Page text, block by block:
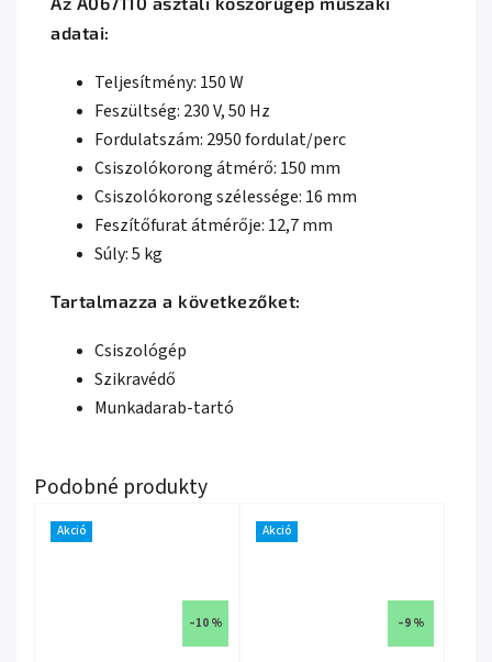
adatai:
Teljesítmény: 150 W
Feszültség: 230 V, 50 Hz
Fordulatszám: 2950 fordulat/perc
Csiszolókorong átmérő: 150 mm
Csiszolókorong szélessége: 16 mm
Feszítőfurat átmérője: 12,7 mm
Súly: 5 kg
Tartalmazza a következőket:
Csiszológép
Szikravédő
Munkadarab-tartó
Akció
–10 %
Akció
–9 %